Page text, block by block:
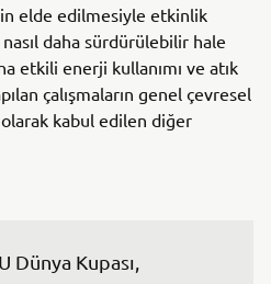
elde edilmesiyle etkinlik
daha sürdürülebilir hale
etkili enerji kullanımı ve atık
çalışmaların genel çevresel
kabul edilen diğer
Dünya Kupası,